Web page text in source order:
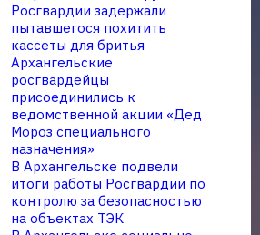
Росгвардии задержали
пытавшегося похитить
кассеты для бритья
Архангельские
росгвардейцы
присоединились к
ведомственной акции «Дед
Мороз специального
назначения»
В Архангельске подвели
итоги работы Росгвардии по
контролю за безопасностью
на объектах ТЭК